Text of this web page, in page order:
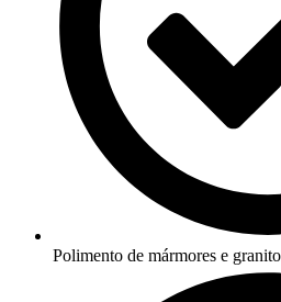
Polimento de mármores e